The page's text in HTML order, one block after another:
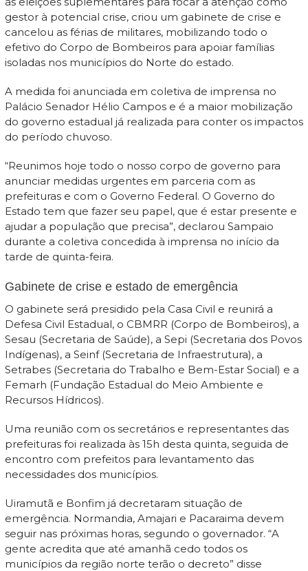
gestor à potencial crise, criou um gabinete de crise e
cancelou as férias de militares, mobilizando todo o
efetivo do Corpo de Bombeiros para apoiar famílias
isoladas nos municípios do Norte do estado.
A medida foi anunciada em coletiva de imprensa no
Palácio Senador Hélio Campos e é a maior mobilização
do governo estadual já realizada para conter os impactos
do período chuvoso.
“Reunimos hoje todo o nosso corpo de governo para
anunciar medidas urgentes em parceria com as
prefeituras e com o Governo Federal. O Governo do
Estado tem que fazer seu papel, que é estar presente e
ajudar a população que precisa”, declarou Sampaio
durante a coletiva concedida à imprensa no início da
tarde de quinta-feira.
Gabinete de crise e estado de emergência
O gabinete será presidido pela Casa Civil e reunirá a
Defesa Civil Estadual, o CBMRR (Corpo de Bombeiros), a
Sesau (Secretaria de Saúde), a Sepi (Secretaria dos Povos
Indígenas), a Seinf (Secretaria de Infraestrutura), a
Setrabes (Secretaria do Trabalho e Bem-Estar Social) e a
Femarh (Fundação Estadual do Meio Ambiente e
Recursos Hídricos).
Uma reunião com os secretários e representantes das
prefeituras foi realizada às 15h desta quinta, seguida de
encontro com prefeitos para levantamento das
necessidades dos municípios.
Uiramutã e Bonfim já decretaram situação de
emergência. Normandia, Amajari e Pacaraima devem
seguir nas próximas horas, segundo o governador. “A
gente acredita que até amanhã cedo todos os
municípios da região norte terão o decreto” disse